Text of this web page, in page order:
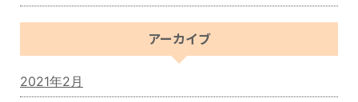
アーカイブ
2021年2月